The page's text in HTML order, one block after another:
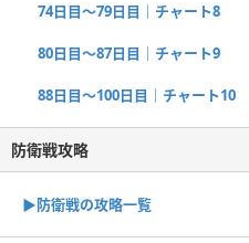
74日目〜79日目｜チャート8
80日目〜87日目｜チャート9
88日目〜100日目｜チャート10
防衛戦攻略
▶︎防衛戦の攻略一覧